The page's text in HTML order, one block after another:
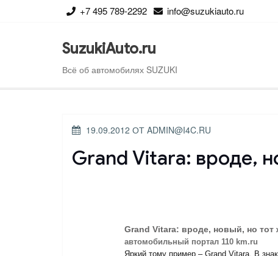
+7 495 789-2292 info@suzukiauto.ru
SuzukiAuto.ru
Всё об автомобилях SUZUKI
ОПУБЛИКОВАНО
19.09.2012 ОТ ADMIN@I4C.RU
Grand Vitara: вроде,
Grand Vitara: вроде, новый, но тот
автомобильный портал 110 km.ru
Яркий тому пример – Grand Vitara. В